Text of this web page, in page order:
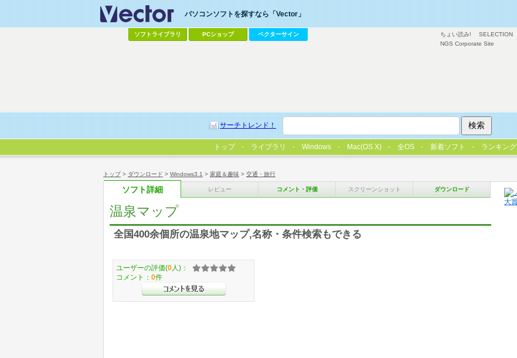
トップ> ダウンロード > Windows3.1 > 家庭＆趣味 > 交通・旅行
ソフト詳細 レビュー コメント・評価 スクリーンショット ダウンロード
温泉マップ
全国400余個所の温泉地マップ,名称・条件検索もできる
ユーザーの評価(0 人)：
コメント： 0件
ちょい読み! SELECTION
NGS Corporate Site
パソコンソフトを探すなら「Vector」
ソフトライブラリ PCショップ ベクターサイン
サーチトレンド！
トップ ライブラリ Windows Mac(OS X) 全OS 新着ソフト ランキング